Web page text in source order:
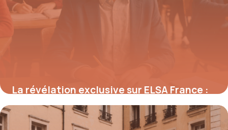
La révélation exclusive sur ELSA France :
comment ce réseau révolutionne
l’enseignement bilingue et booste la